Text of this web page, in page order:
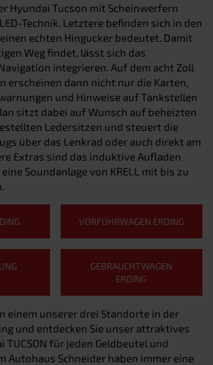
Hyundai Tucson mit Scheinwerfern
Technik. Letztere befinden sich in den
echten Hingucker bedeutet. Damit
Weg findet, lässt sich das
integrieren. Auf dem acht Zoll
erscheinen dann nicht nur die Karten,
und Hinweise auf Tankstellen
sitzt dabei auf Wunsch auf beheizten
Ledersitzen und steuert die
über das Lenkrad oder auch direkt am
Extras sind das induktive Aufladen
Soundanlage von KRELL mit bis zu
VORFÜHRWAGEN ERDING
GEBRAUCHTWAGEN
ERDING
einem unserer drei Standorte in der
und entdecken Sie unser attraktives
TUCSON für jeden Geldbeutel und
Autohaus Schneider haben immer eine